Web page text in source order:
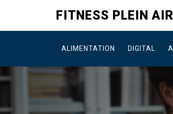
content
FITNESS PLEIN AIR
ALIMENTATION DIGITAL